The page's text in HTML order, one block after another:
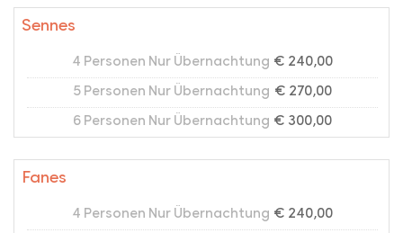
Sennes
4 Personen Nur Übernachtung € 240,00
5 Personen Nur Übernachtung € 270,00
6 Personen Nur Übernachtung € 300,00
Fanes
4 Personen Nur Übernachtung € 240,00